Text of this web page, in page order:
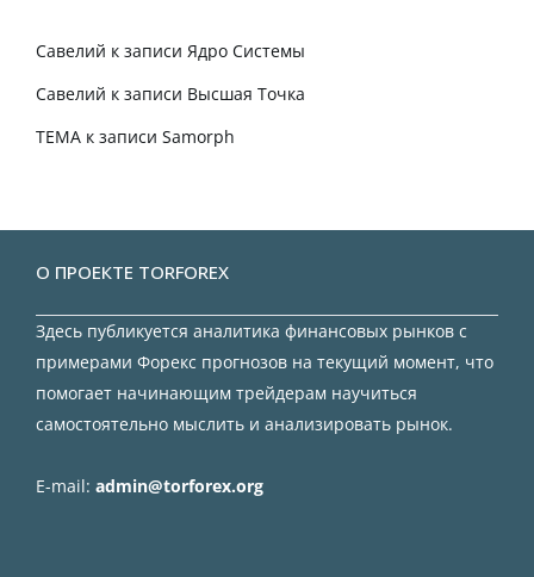
Савелий к записи Ядро Системы
Савелий к записи Высшая Точка
TEMA к записи Samorph
О ПРОЕКТЕ TORFOREX
Здесь публикуется аналитика финансовых рынков с
примерами Форекс прогнозов на текущий момент, что
помогает начинающим трейдерам научиться
самостоятельно мыслить и анализировать рынок.
E-mail: admin@torforex.org